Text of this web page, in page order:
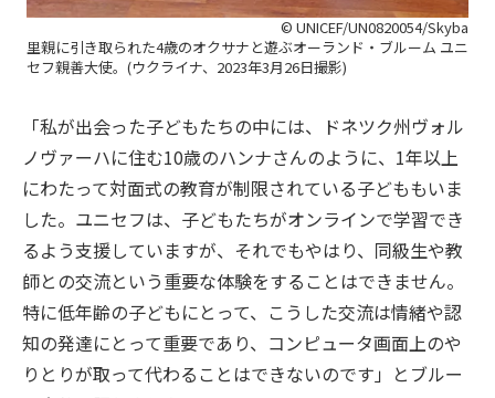
© UNICEF/UN0820054/Skyba
里親に引き取られた4歳のオクサナと遊ぶオーランド・ブルーム ユニ
セフ親善大使。(ウクライナ、2023年3月26日撮影)
「私が出会った子どもたちの中には、ドネツク州ヴォル
ノヴァーハに住む10歳のハンナさんのように、1年以上
にわたって対面式の教育が制限されている子どももいま
した。ユニセフは、子どもたちがオンラインで学習でき
るよう支援していますが、それでもやはり、同級生や教
師との交流という重要な体験をすることはできません。
特に低年齢の子どもにとって、こうした交流は情緒や認
知の発達にとって重要であり、コンピュータ画面上のや
りとりが取って代わることはできないのです」とブルー